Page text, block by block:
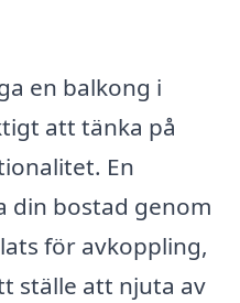
en balkong i
att tänka på
En
din bostad genom
för avkoppling,
ställe att njuta av